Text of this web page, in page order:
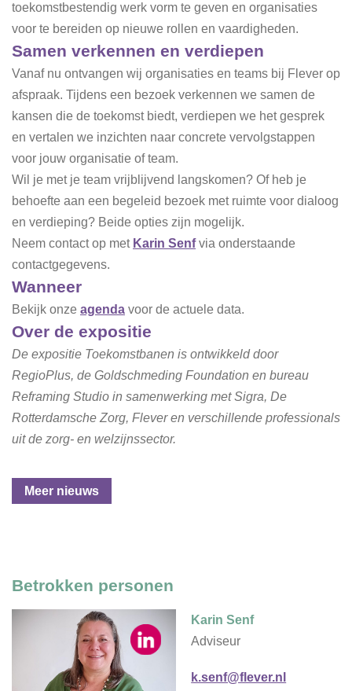
toekomstbestendig werk vorm te geven en organisaties
voor te bereiden op nieuwe rollen en vaardigheden.
Samen verkennen en verdiepen
Vanaf nu ontvangen wij organisaties en teams bij Flever op
afspraak. Tijdens een bezoek verkennen we samen de
kansen die de toekomst biedt, verdiepen we het gesprek
en vertalen we inzichten naar concrete vervolgstappen
voor jouw organisatie of team.
Wil je met je team vrijblijvend langskomen? Of heb je
behoefte aan een begeleid bezoek met ruimte voor dialoog
en verdieping? Beide opties zijn mogelijk.
Neem contact op met Karin Senfvia onderstaande
contactgegevens.
Wanneer
Bekijk onze agenda voor de actuele data.
Over de expositie
De expositie Toekomstbanen is ontwikkeld door
RegioPlus, de Goldschmeding Foundation en bureau
Reframing Studio in samenwerking met Sigra, De
Rotterdamsche Zorg, Flever en verschillende professionals
uit de zorg- en welzijnssector.
Meer nieuws
Betrokken personen
Karin Senf
Adviseur
k.senf@flever.nl